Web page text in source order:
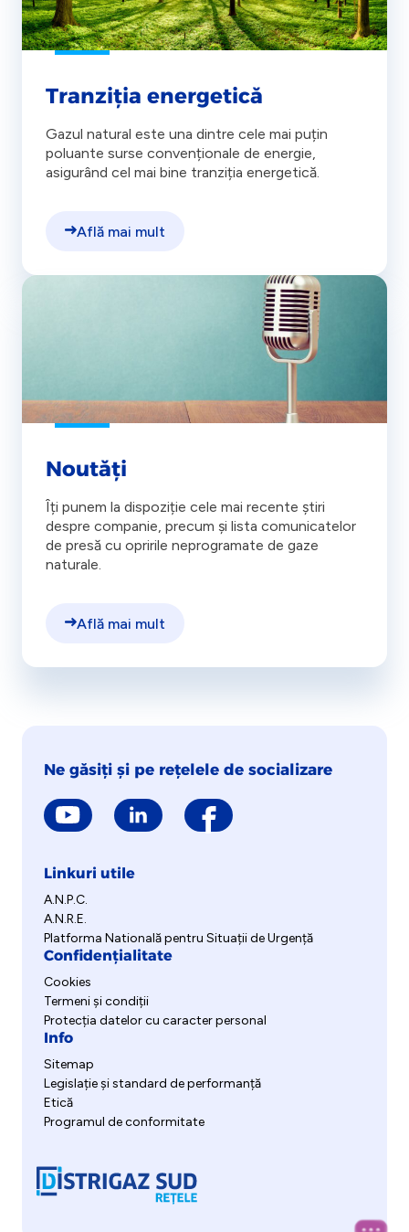
Tranziția energetică
Gazul natural este una dintre cele mai puțin
poluante surse convenționale de energie,
asigurând cel mai bine tranziția energetică.
Află mai mult
Noutăți
Îți punem la dispoziție cele mai recente știri
despre companie, precum și lista comunicatelor
de presă cu opririle neprogramate de gaze
naturale.
Află mai mult
Ne găsiți și pe rețelele de socializare
Linkuri utile
A.N.P.C.
A.N.R.E.
Platforma Natională pentru Situații de Urgență
Confidențialitate
Cookies
Termeni și condiții
Protecția datelor cu caracter personal
Info
Sitemap
Legislație și standard de performanță
Etică
Programul de conformitate